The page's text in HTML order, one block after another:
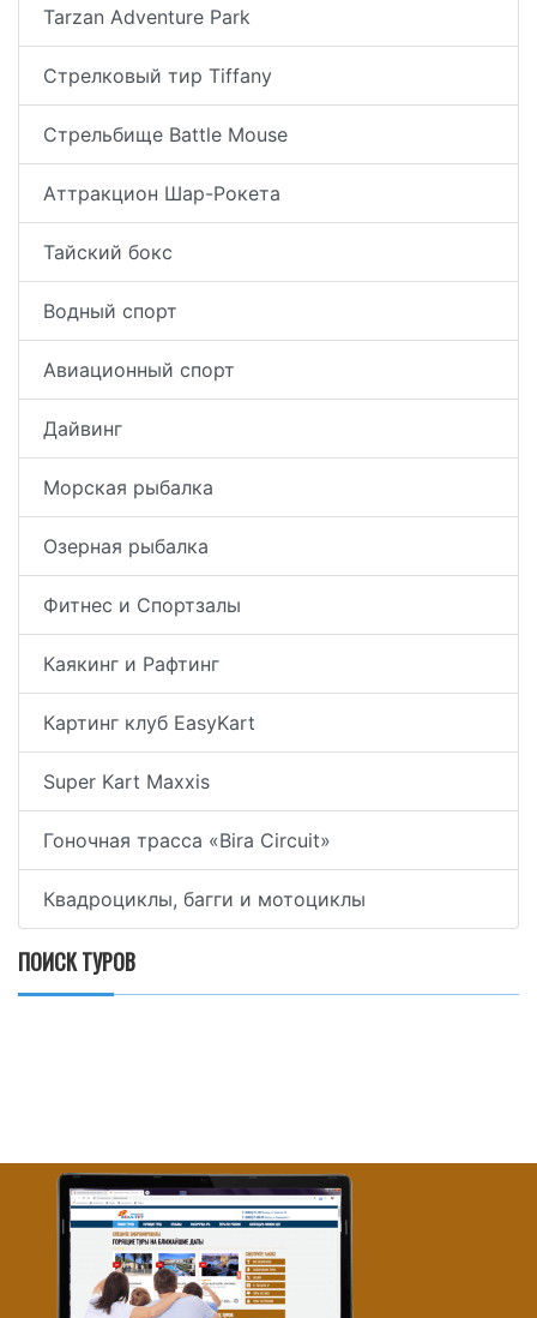
Tarzan Adventure Park
Стрелковый тир Tiffany
Стрельбище Battle Mouse
Аттракцион Шар-Рокета
Тайский бокс
Водный спорт
Авиационный спорт
Дайвинг
Морская рыбалка
Озерная рыбалка
Фитнес и Спортзалы
Каякинг и Рафтинг
Картинг клуб EasyKart
Super Kart Maxxis
Гоночная трасса «Bira Circuit»
Квадроциклы, багги и мотоциклы
ПОИСК ТУРОВ